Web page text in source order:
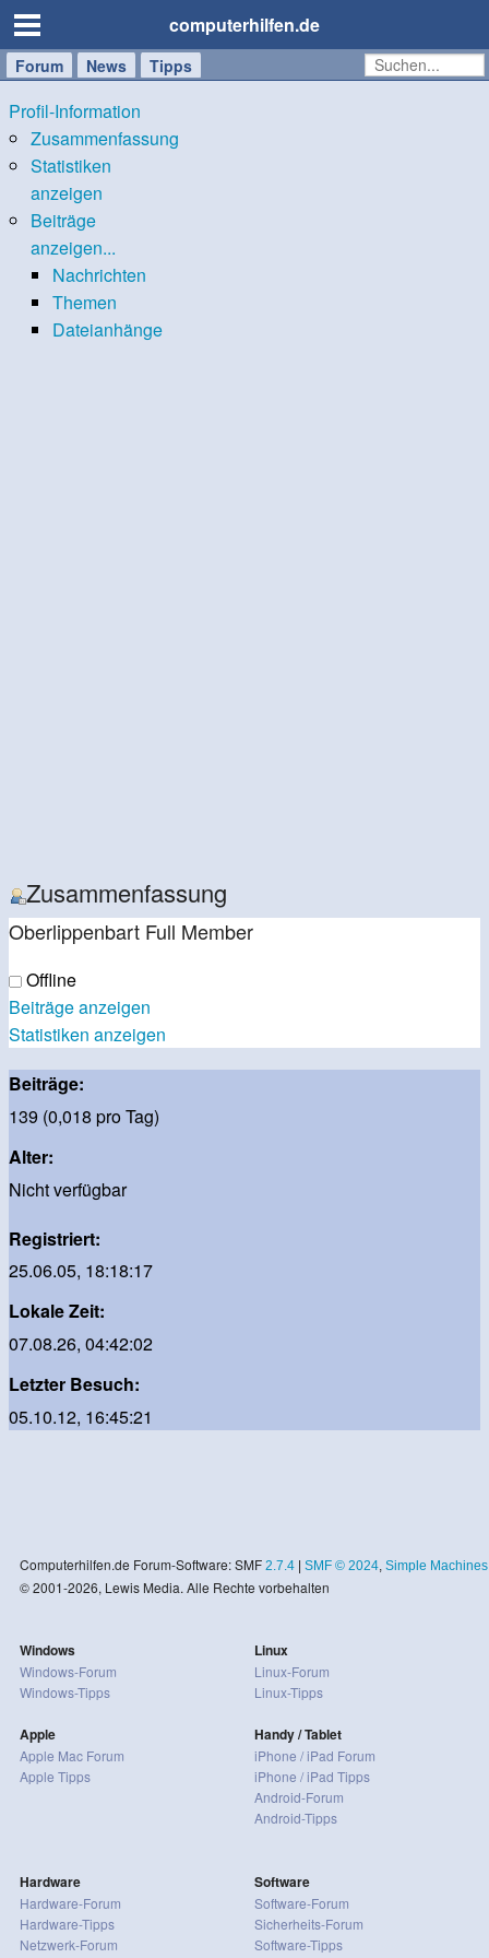
computerhilfen.de
Forum News Tipps
Handy
Tablet
Windows
Mac
Profil-Information
Zusammenfassung
Statistiken
anzeigen
Beiträge
anzeigen...
Nachrichten
Themen
Dateianhänge
Zusammenfassung
Oberlippenbart Full Member
Offline
Beiträge anzeigen
Statistiken anzeigen
Beiträge:
139 (0,018 pro Tag)
Alter:
Nicht verfügbar
Registriert:
25.06.05, 18:18:17
Lokale Zeit:
07.08.26, 04:42:02
Letzter Besuch:
05.10.12, 16:45:21
Computerhilfen.de Forum-Software: SMF 2.7.4| SMF © 2024, Simple Machines
© 2001-2026, Lewis Media. Alle Rechte vorbehalten
Windows
Windows-Forum
Windows-Tipps
Apple
Apple Mac Forum
Apple Tipps
Linux
Linux-Forum
Linux-Tipps
Handy / Tablet
iPhone / iPad Forum
iPhone / iPad Tipps
Android-Forum
Android-Tipps
Hardware
Hardware-Forum
Hardware-Tipps
Netzwerk-Forum
Software
Software-Forum
Sicherheits-Forum
Software-Tipps